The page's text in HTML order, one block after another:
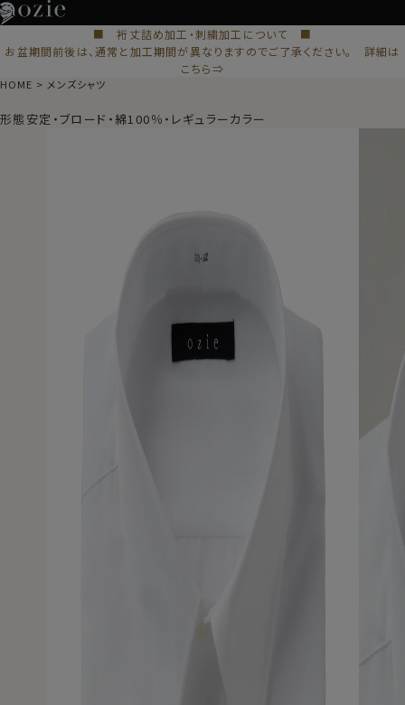
■ 裄丈詰め加工・刺繍加工について ■
お盆期間前後は、通常と加工期間が異なりますのでご了承ください。 詳細は
こちら⇒
HOME メンズシャツ
形態安定・ブロード・綿100％・レギュラーカラー